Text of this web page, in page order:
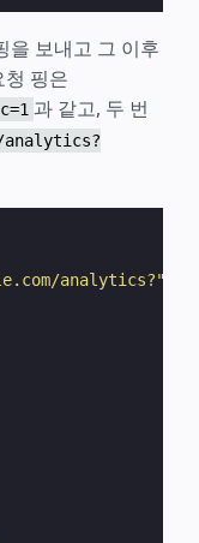
을 보내고 그 이후
핑은
과 같고, 두 번
analytics?
analytics?"